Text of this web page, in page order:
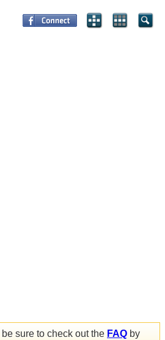
sure to check out the FAQ by